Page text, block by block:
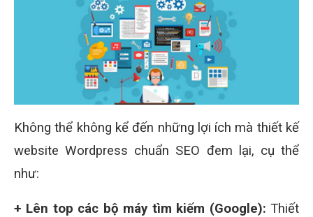
Không thể không kể đến những lợi ích mà thiết kế
website Wordpress chuẩn SEO đem lại, cụ thể
như:
+ Lên top các bộ máy tìm kiếm (Google): Thiết